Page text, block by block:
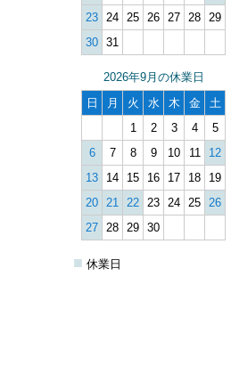
23 24 25 26 27 28 29
30 31
2026年9月の休業日
日
月 火 水 木 金
土
1
2 3 4
5
6
7 8 9 10 11
12
13
14 15 16 17 18
19
20 21 22 23 24 25 26
27 28 29 30
■ 休業日